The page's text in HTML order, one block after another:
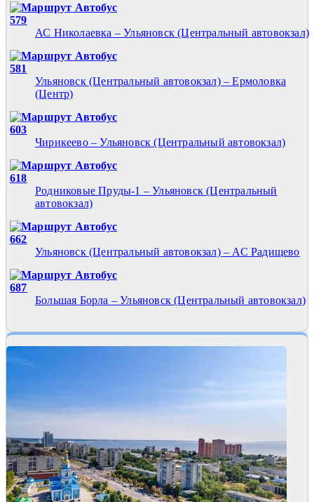
Автобус
579
АС Николаевка – Ульяновск (Центральный автовокзал)
Автобус
581
Ульяновск (Центральный автовокзал) – Ермоловка
(Центр)
Автобус
603
Чирикеево – Ульяновск (Центральный автовокзал)
Автобус
618
Родниковые Пруды-1 – Ульяновск (Центральный
автовокзал)
Автобус
662
Ульяновск (Центральный автовокзал) – АС Радищево
Автобус
687
Большая Борла – Ульяновск (Центральный автовокзал)